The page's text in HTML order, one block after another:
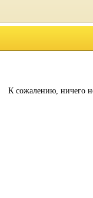
К сожалению, ничего